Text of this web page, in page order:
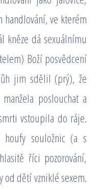
handlování, ve kterém
kněze dá sexuálnímu
Boží posvědcení
jim sdělil (prý), že
poslouchat a
vstoupila do ráje.
souložnic (a s
říci pozorování,
od dětí vzniklé sexem.